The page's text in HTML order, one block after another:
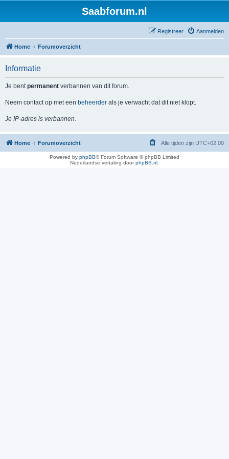
Saabforum.nl
Aanmelden
Registreer
Home Forumoverzicht
Informatie
Je bentpermanent verbannen van dit forum.
Neem contact op met een beheerder als je verwacht dat dit niet klopt.
Je IP-adres is verbannen.
Home Forumoverzicht Alle tijden zijn UTC+02:00
Powered by phpBB® Forum Software © phpBB Limited
Nederlandse vertaling doorphpBB.nl